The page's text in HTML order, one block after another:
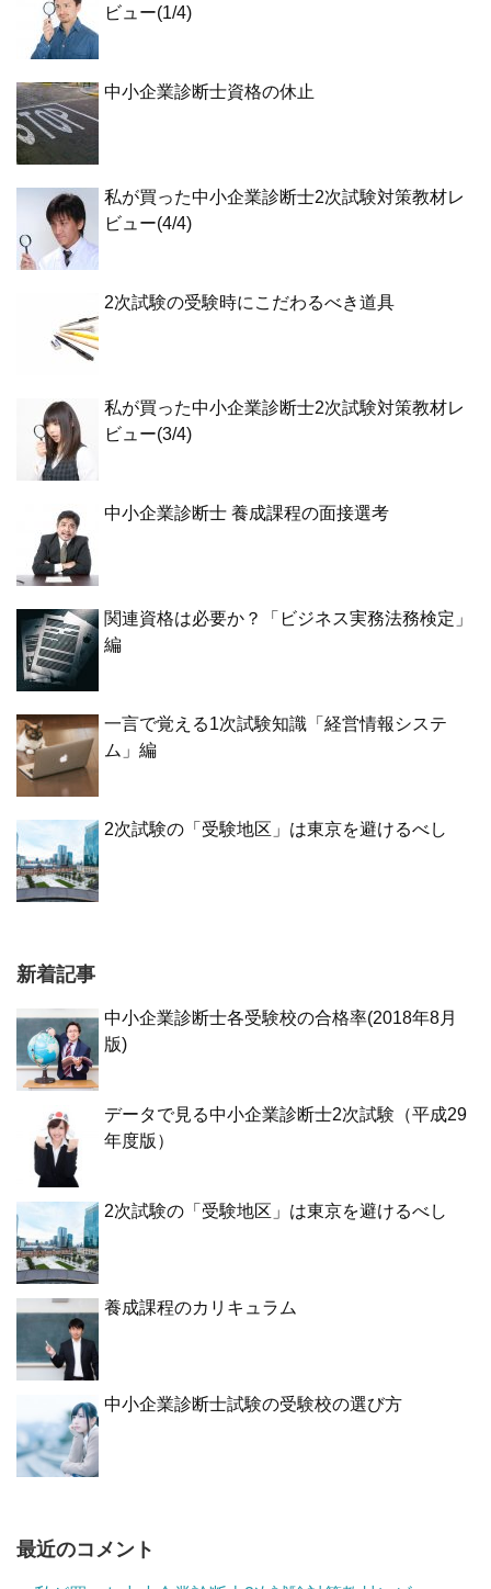
ビュー(1/4)
中小企業診断士資格の休止
私が買った中小企業診断士2次試験対策教材レ
ビュー(4/4)
2次試験の受験時にこだわるべき道具
私が買った中小企業診断士2次試験対策教材レ
ビュー(3/4)
中小企業診断士 養成課程の面接選考
関連資格は必要か？「ビジネス実務法務検定」
編
一言で覚える1次試験知識「経営情報システ
ム」編
2次試験の「受験地区」は東京を避けるべし
新着記事
中小企業診断士各受験校の合格率(2018年8月
版)
データで見る中小企業診断士2次試験（平成29
年度版）
2次試験の「受験地区」は東京を避けるべし
養成課程のカリキュラム
中小企業診断士試験の受験校の選び方
最近のコメント